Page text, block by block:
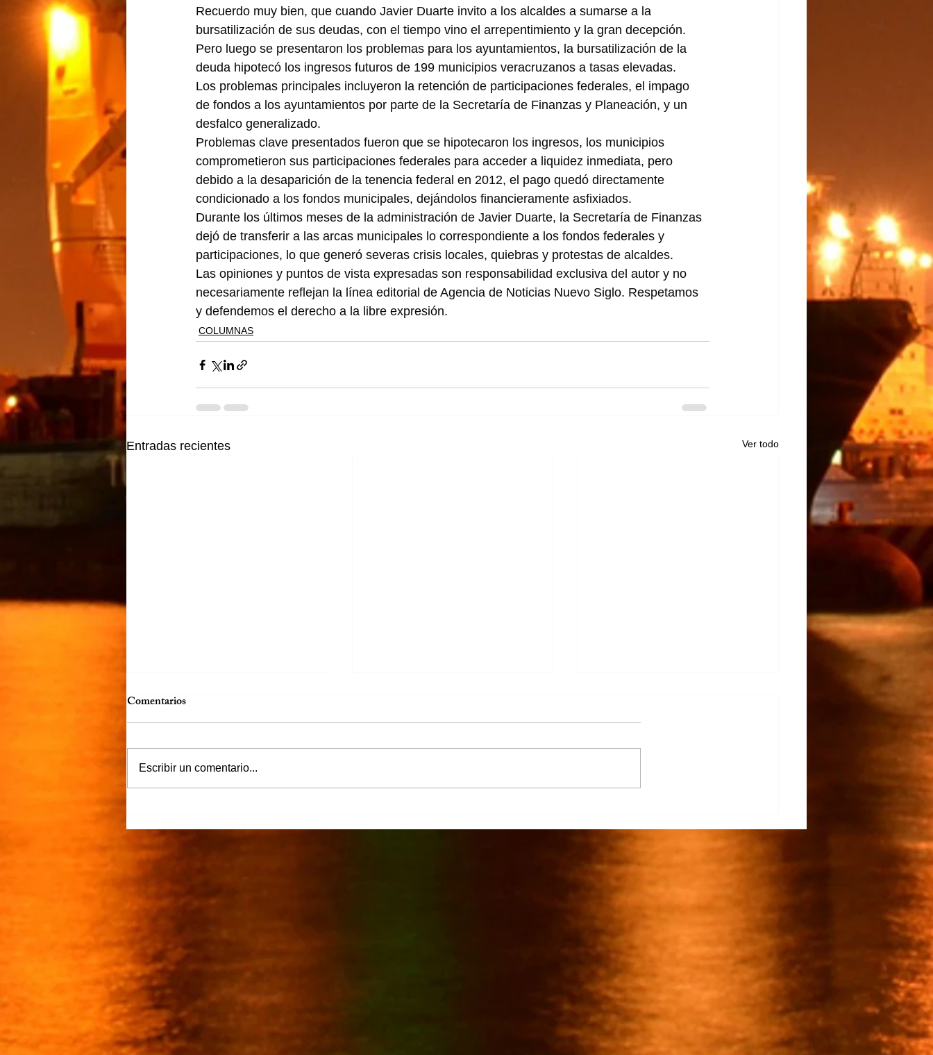
Recuerdo muy bien, que cuando Javier Duarte invito a los alcaldes a sumarse a la
bursatilización de sus deudas, con el tiempo vino el arrepentimiento y la gran decepción.
Pero luego se presentaron los problemas para los ayuntamientos, la bursatilización de la
deuda hipotecó los ingresos futuros de 199 municipios veracruzanos a tasas elevadas.
Los problemas principales incluyeron la retención de participaciones federales, el impago
de fondos a los ayuntamientos por parte de la Secretaría de Finanzas y Planeación, y un
desfalco generalizado.
Problemas clave presentados fueron que se hipotecaron los ingresos, los municipios
comprometieron sus participaciones federales para acceder a liquidez inmediata, pero
debido a la desaparición de la tenencia federal en 2012, el pago quedó directamente
condicionado a los fondos municipales, dejándolos financieramente asfixiados.
Durante los últimos meses de la administración de Javier Duarte, la Secretaría de Finanzas
dejó de transferir a las arcas municipales lo correspondiente a los fondos federales y
participaciones, lo que generó severas crisis locales, quiebras y protestas de alcaldes.
Las opiniones y puntos de vista expresadas son responsabilidad exclusiva del autor y no
necesariamente reflejan la línea editorial de Agencia de Noticias Nuevo Siglo. Respetamos
y defendemos el derecho a la libre expresión.
COLUMNAS
Entradas recientes Ver todo
Más claro… La Columna
Comentarios
Escribir un comentario...